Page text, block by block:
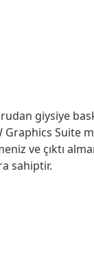
giysiye
Graphics Suite
ve çıktı
sahiptir.